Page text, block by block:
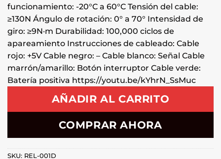
funcionamiento: -20°C a 60°C Tensión del cable:
≥130N Ángulo de rotación: 0° a 70° Intensidad de
giro: ≥9N·m Durabilidad: 100,000 ciclos de
apareamiento Instrucciones de cableado: Cable
rojo: +5V Cable negro: – Cable blanco: Señal Cable
marrón/amarillo: Botón interruptor Cable verde:
Batería positiva https://youtu.be/kYhrN_SsMuc
AÑADIR AL CARRITO
COMPRAR AHORA
SKU: REL-001D